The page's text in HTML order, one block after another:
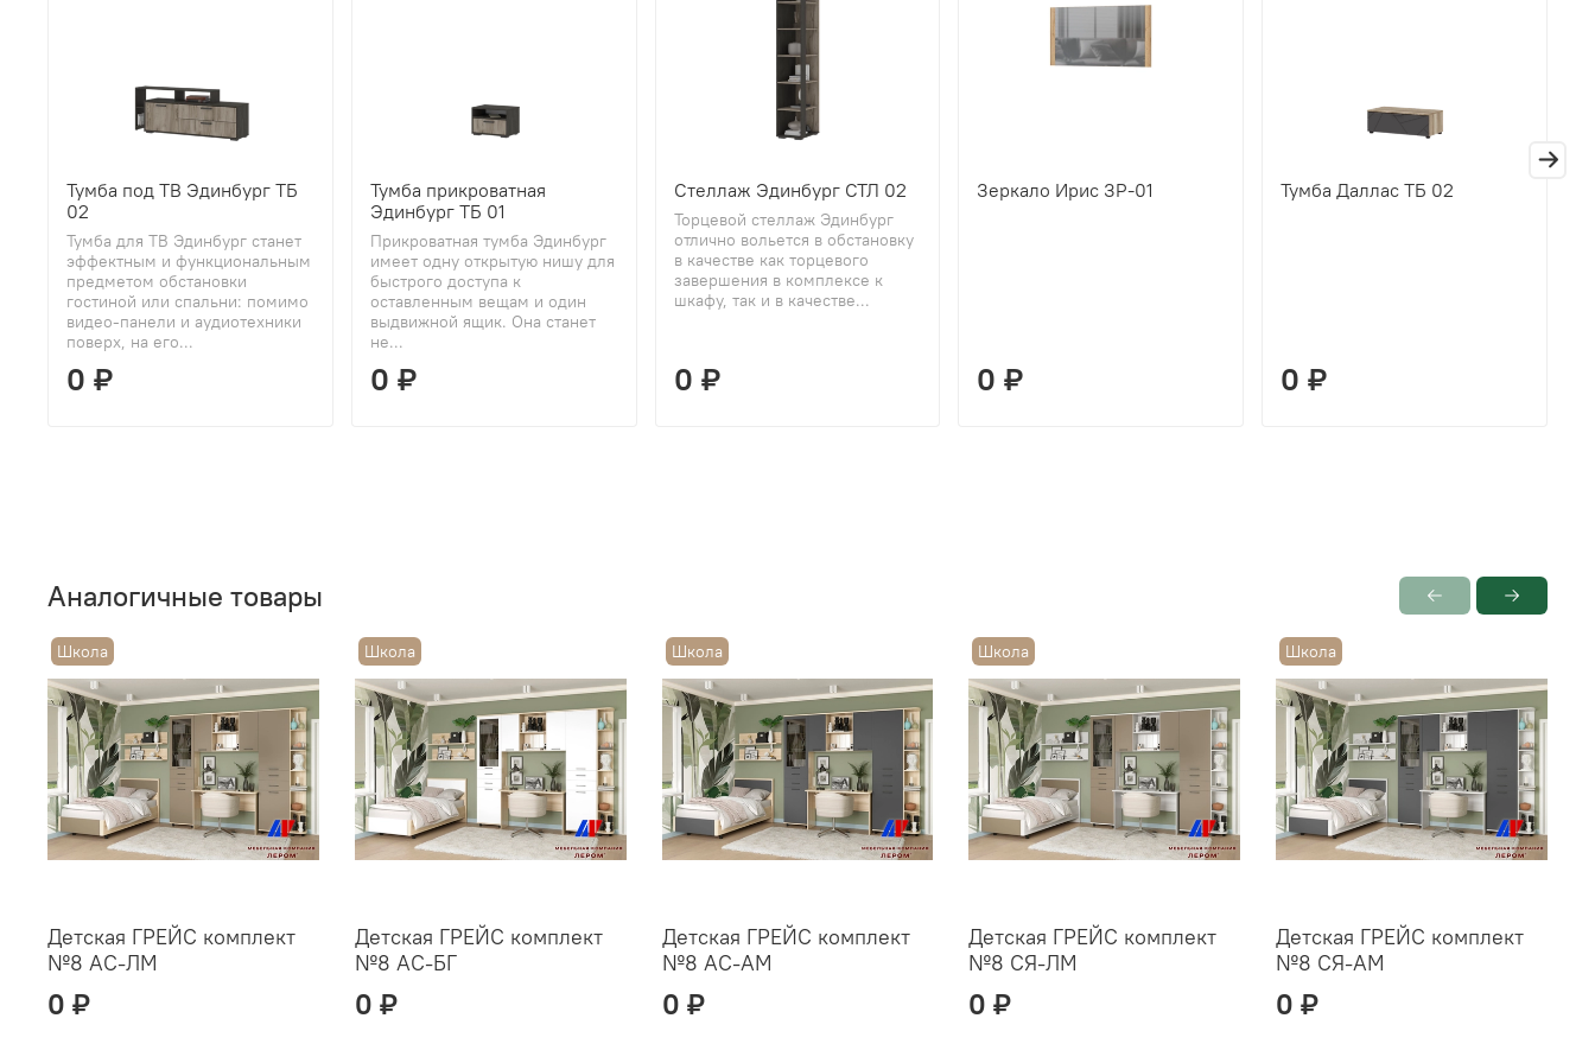
Тумба под ТВ Эдинбург ТБ
02
Тумба для ТВ Эдинбург станет
эффектным и функциональным
предметом обстановки
гостиной или спальни: помимо
видео-панели и аудиотехники
поверх, на его...
0 ₽
Тумба прикроватная
Эдинбург ТБ 01
Прикроватная тумба Эдинбург
имеет одну открытую нишу для
быстрого доступа к
оставленным вещам и один
выдвижной ящик. Она станет
не...
0 ₽
Стеллаж Эдинбург СТЛ 02
Торцевой стеллаж Эдинбург
отлично вольется в обстановку
в качестве как торцевого
завершения в комплексе к
шкафу, так и в качестве...
0 ₽
Зеркало Ирис ЗР-01
0 ₽
Тумба Даллас ТБ 02
0 ₽
Аналогичные товары
Школа
Детская ГРЕЙС комплект
№8 АС-ЛМ
0 ₽
Школа
Детская ГРЕЙС комплект
№8 АС-БГ
0 ₽
Школа
Детская ГРЕЙС комплект
№8 АС-АМ
0 ₽
Школа
Детская ГРЕЙС комплект
№8 СЯ-ЛМ
0 ₽
Школа
Детская ГРЕЙС комплект
№8 СЯ-АМ
0 ₽